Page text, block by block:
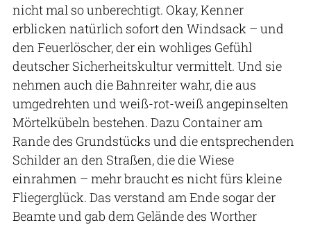
nicht mal so unberechtigt. Okay, Kenner
erblicken natürlich sofort den Windsack – und
den Feuerlöscher, der ein wohliges Gefühl
deutscher Sicherheitskultur vermittelt. Und sie
nehmen auch die Bahnreiter wahr, die aus
umgedrehten und weiß-rot-weiß angepinselten
Mörtelkübeln bestehen. Dazu Container am
Rande des Grundstücks und die entsprechenden
Schilder an den Straßen, die die Wiese
einrahmen – mehr braucht es nicht fürs kleine
Fliegerglück. Das verstand am Ende sogar der
Beamte und gab dem Gelände des Worther